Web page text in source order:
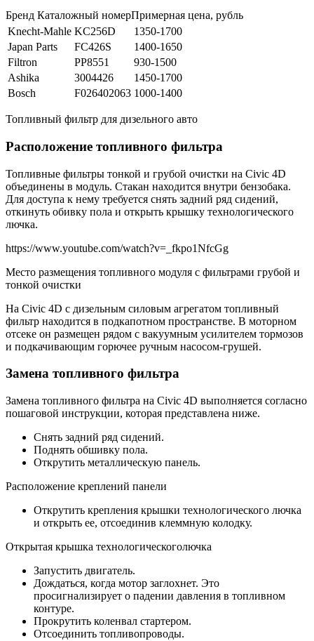
Бренд Каталожный номерПримерная цена, рубль
Knecht-Mahle KC256D
1350-1700
Japan Parts
FC426S
1400-1650
Filtron
PP8551
930-1500
Ashika
3004426
1450-1700
Bosch
F026402063 1000-1400
Топливный фильтр для дизельного авто
Расположение топливного фильтра
Топливные фильтры тонкой и грубой очистки на Civic 4D
объединены в модуль. Стакан находится внутри бензобака.
Для доступа к нему требуется снять задний ряд сидений,
откинуть обивку пола и открыть крышку технологического
лючка.
https://www.youtube.com/watch?v=_fkpo1NfcGg
Место размещения топливного модуля с фильтрами грубой и
тонкой очистки
На Civic 4D с дизельным силовым агрегатом топливный
фильтр находится в подкапотном пространстве. В моторном
отсеке он размещен рядом с вакуумным усилителем тормозов
и подкачивающим горючее ручным насосом-грушей.
Замена топливного фильтра
Замена топливного фильтра на Civic 4D выполняется согласно
пошаговой инструкции, которая представлена ниже.
Снять задний ряд сидений.
Поднять обшивку пола.
Открутить металлическую панель.
Расположение креплений панели
Открутить крепления крышки технологического лючка
и открыть ее, отсоединив клеммную колодку.
Открытая крышка технологическоголючка
Запустить двигатель.
Дождаться, когда мотор заглохнет. Это
просигнализирует о падении давления в топливном
контуре.
Прокрутить коленвал стартером.
Отсоединить топливопроводы.